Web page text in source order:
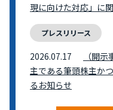
現に向けた対応」に
プレスリリース
2026.07.17
（開
主である筆頭株主か
るお知らせ